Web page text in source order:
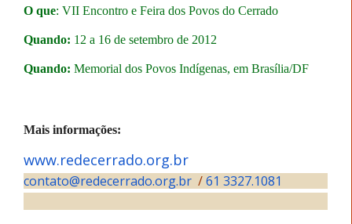
O que: VII Encontro e Feira dos Povos do Cerrado
Quando: 12 a 16 de setembro de 2012
Quando: Memorial dos Povos Indígenas, em Brasília/DF
Mais informações:
www.redecerrado.org.br
contato@redecerrado.org.br /61 3327.1081